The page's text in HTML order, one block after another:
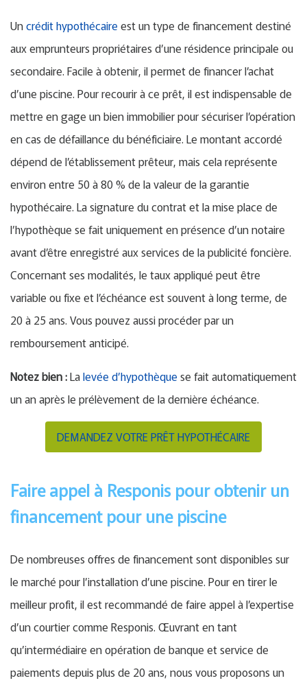
Uncrédit hypothécaire est un type de financement destiné
aux emprunteurs propriétaires d’une résidence principale ou
secondaire. Facile à obtenir, il permet de financer l’achat
d’une piscine. Pour recourir à ce prêt, il est indispensable de
mettre en gage un bien immobilier pour sécuriser l’opération
en cas de défaillance du bénéficiaire. Le montant accordé
dépend de l’établissement prêteur, mais cela représente
environ entre 50 à 80 % de la valeur de la garantie
hypothécaire. La signature du contrat et la mise place de
l’hypothèque se fait uniquement en présence d’un notaire
avant d’être enregistré aux services de la publicité foncière.
Concernant ses modalités, le taux appliqué peut être
variable ou fixe et l’échéance est souvent à long terme, de
20 à 25 ans. Vous pouvez aussi procéder par un
remboursement anticipé.
Notez bien :Lalevée d’hypothèque se fait automatiquement
un an après le prélèvement de la dernière échéance.
DEMANDEZ VOTRE PRÊT HYPOTHÉCAIRE
Faire appel à Responis pour obtenir un
financement pour une piscine
De nombreuses offres de financement sont disponibles sur
le marché pour l’installation d’une piscine. Pour en tirer le
meilleur profit, il est recommandé de faire appel à l’expertise
d’un courtier comme Responis. Œuvrant en tant
qu’intermédiaire en opération de banque et service de
paiements depuis plus de 20 ans, nous vous proposons un